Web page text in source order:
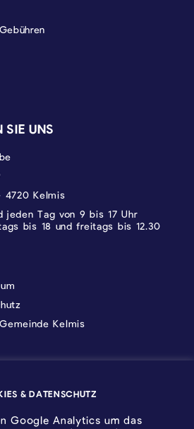
SIE UNS
4720 Kelmis
jeden Tag von 9 bis 17 Uhr
bis 18 und freitags bis 12.30
IMPRESSUM UND
Kelmis
& DATENSCHUTZ
Google Analytics um das